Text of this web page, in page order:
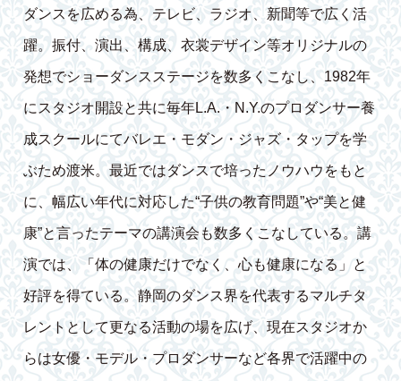
ダンスを広める為、テレビ、ラジオ、新聞等で広く活
躍。振付、演出、構成、衣裳デザイン等オリジナルの
発想でショーダンスステージを数多くこなし、1982年
にスタジオ開設と共に毎年L.A.・N.Y.のプロダンサー養
成スクールにてバレエ・モダン・ジャズ・タップを学
ぶため渡米。最近ではダンスで培ったノウハウをもと
に、幅広い年代に対応した“子供の教育問題”や“美と健
康”と言ったテーマの講演会も数多くこなしている。講
演では、「体の健康だけでなく、心も健康になる」と
好評を得ている。静岡のダンス界を代表するマルチタ
レントとして更なる活動の場を広げ、現在スタジオか
らは女優・モデル・プロダンサーなど各界で活躍中の